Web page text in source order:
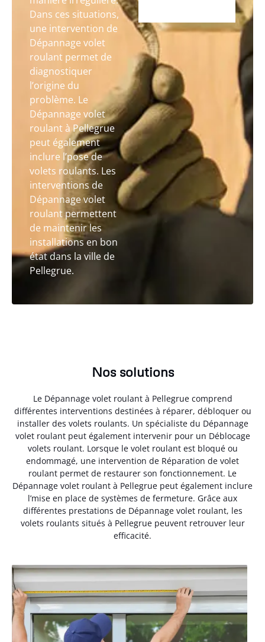
Dans ces situations,
une intervention de
Dépannage volet
roulant permet de
diagnostiquer
l’origine du
problème. Le
Dépannage volet
roulant à Pellegrue
peut également
inclure l’pose de
volets roulants. Les
interventions de
Dépannage volet
roulant permettent
de maintenir les
installations en bon
état dans la ville de
Pellegrue.
Nos solutions
Le Dépannage volet roulant à Pellegrue comprend
différentes interventions destinées à réparer, débloquer ou
installer des volets roulants. Un spécialiste du Dépannage
volet roulant peut également intervenir pour un Déblocage
volets roulant. Lorsque le volet roulant est bloqué ou
endommagé, une intervention de Réparation de volet
roulant permet de restaurer son fonctionnement. Le
Dépannage volet roulant à Pellegrue peut également inclure
l’mise en place de systèmes de fermeture. Grâce aux
différentes prestations de Dépannage volet roulant, les
volets roulants situés à Pellegrue peuvent retrouver leur
efficacité.